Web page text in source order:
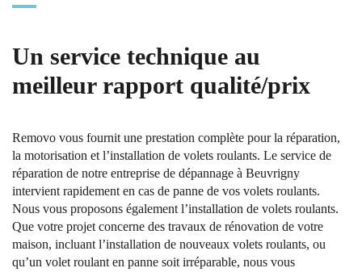
Un service technique au
meilleur rapport qualité/prix
Removo vous fournit une prestation complète pour la réparation,
la motorisation et l’installation de volets roulants. Le service de
réparation de notre entreprise de dépannage à Beuvrigny
intervient rapidement en cas de panne de vos volets roulants.
Nous vous proposons également l’installation de volets roulants.
Que votre projet concerne des travaux de rénovation de votre
maison, incluant l’installation de nouveaux volets roulants, ou
qu’un volet roulant en panne soit irréparable, nous vous